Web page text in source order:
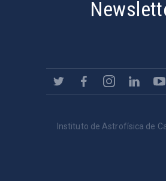
Instituto de Astrofísica de